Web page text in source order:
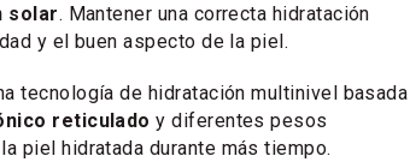
solar. Mantener una correcta hidratación
y el buen aspecto de la piel.
tecnología de hidratación multinivel basada
reticulado y diferentes pesos
piel hidratada durante más tiempo.